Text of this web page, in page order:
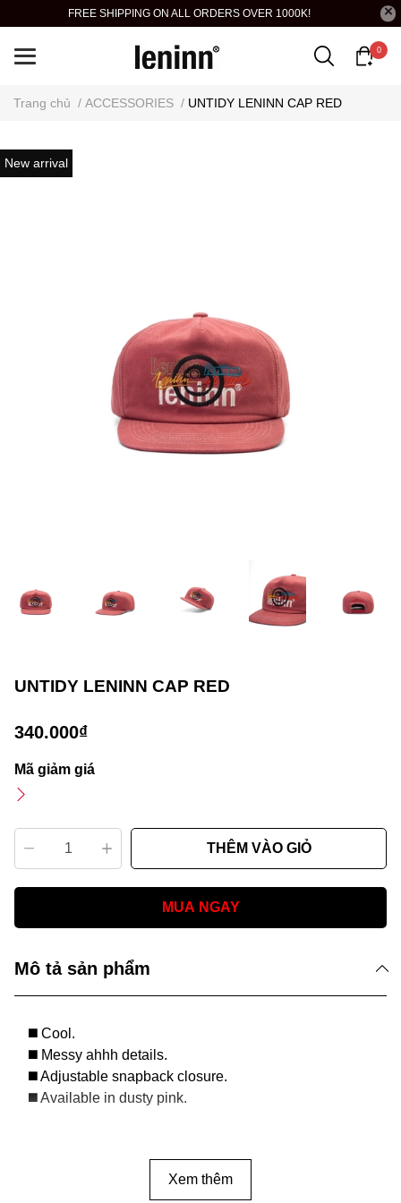
FREE SHIPPING ON ALL ORDERS OVER 1000K!
0
Trang chủ / ACCESSORIES / UNTIDY LENINN CAP RED
New arrival
UNTIDY LENINN CAP RED
340.000₫
Mã giảm giá
THÊM VÀO GIỎ
MUA NGAY
Mô tả sản phẩm
◼️ Cool.
◼️ Messy ahhh details.
◼️ Adjustable snapback closure.
◼️ Available in dusty pink.
Xem thêm